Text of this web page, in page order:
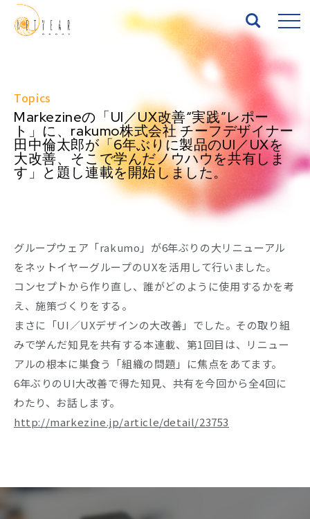
Top
About
Services
Seminar
IR
Company
Recruit
Topics
Markezineの「UI／UX改善“実践”レポー
ト」に、rakumo株式会社 チーフデザイナー
田中倫太郎が「6年ぶりに製品のUI／UXを
大改善、そこで学んだノウハウを共有しま
す」と題し連載を開始しました。
グループウェア「rakumo」が6年ぶりの大リニューアル
をネットイヤーグループのUXを活用して行いました。
コンセプトから作り直し、誰がどのように使用するかを考
え、施策づくりをする。
まさに「UI／UXデザインの大改善」でした。その取り組
みで学んだ知見を共有する本連載、第1回目は、リニュー
アルの根本に巣食う「組織の問題」に焦点をあてます。
6年ぶりのUI大改善で得た知見、共有を今回から全4回に
わたり、お話します。
http://markezine.jp/article/detail/23753